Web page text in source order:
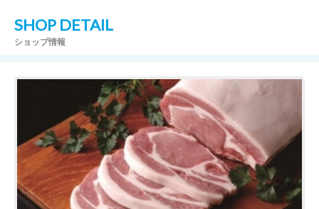
SHOP DETAIL
ショップ情報